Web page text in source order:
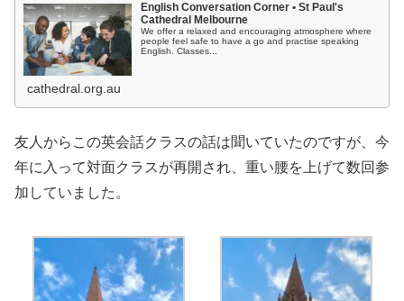
English Conversation Corner • St Paul's
Cathedral Melbourne
We offer a relaxed and encouraging atmosphere where
people feel safe to have a go and practise speaking
English. Classes...
cathedral.org.au
友人からこの英会話クラスの話は聞いていたのですが、今
年に入って対面クラスが再開され、重い腰を上げて数回参
加していました。